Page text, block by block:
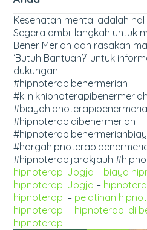
Kesehatan mental adalah
Segera ambil langkah untuk
Bener Meriah dan rasakan
‘Butuh Bantuan?’ untuk
dukungan.
#hipnoterapibenermeriah
#klinikhipnoterapibenermeriah
#hipnoterapidibenermeriah
#hipnoterapijarakjauh
hipnoterapi Jogja – biaya
hipnoterapi Jogja –
hipnoterapi – pelatihan
hipnoterapi – hipnoterapi di
hipnoterapi